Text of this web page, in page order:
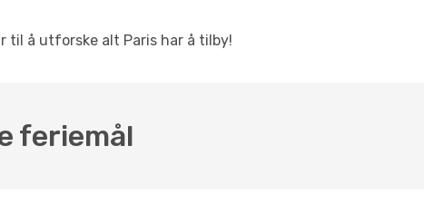
til å utforske alt Paris har å tilby!
feriemål